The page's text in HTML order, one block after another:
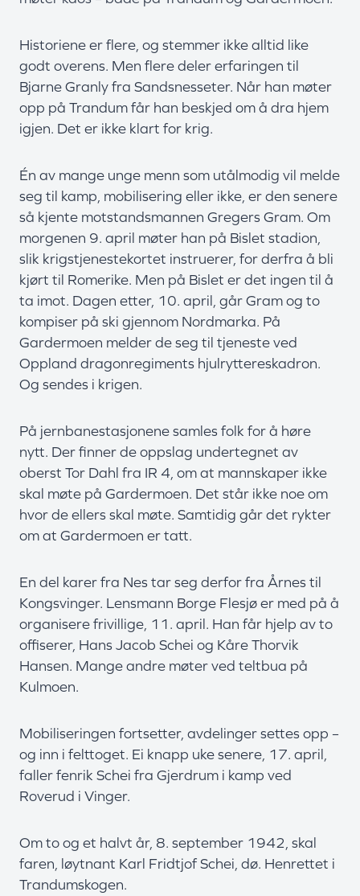
Historiene er flere, og stemmer ikke alltid like
godt overens. Men flere deler erfaringen til
Bjarne Granly fra Sandsnesseter. Når han møter
opp på Trandum får han beskjed om å dra hjem
igjen. Det er ikke klart for krig.
Én av mange unge menn som utålmodig vil melde
seg til kamp, mobilisering eller ikke, er den senere
så kjente motstandsmannen Gregers Gram. Om
morgenen 9. april møter han på Bislet stadion,
slik krigstjenestekortet instruerer, for derfra å bli
kjørt til Romerike. Men på Bislet er det ingen til å
ta imot. Dagen etter, 10. april, går Gram og to
kompiser på ski gjennom Nordmarka. På
Gardermoen melder de seg til tjeneste ved
Oppland dragonregiments hjulryttereskadron.
Og sendes i krigen.
På jernbanestasjonene samles folk for å høre
nytt. Der finner de oppslag undertegnet av
oberst Tor Dahl fra IR 4, om at mannskaper ikke
skal møte på Gardermoen. Det står ikke noe om
hvor de ellers skal møte. Samtidig går det rykter
om at Gardermoen er tatt.
En del karer fra Nes tar seg derfor fra Årnes til
Kongsvinger. Lensmann Borge Flesjø er med på å
organisere frivillige, 11. april. Han får hjelp av to
offiserer, Hans Jacob Schei og Kåre Thorvik
Hansen. Mange andre møter ved teltbua på
Kulmoen.
Mobiliseringen fortsetter, avdelinger settes opp –
og inn i felttoget. Ei knapp uke senere, 17. april,
faller fenrik Schei fra Gjerdrum i kamp ved
Roverud i Vinger.
Om to og et halvt år, 8. september 1942, skal
faren, løytnant Karl Fridtjof Schei, dø. Henrettet i
Trandumskogen.